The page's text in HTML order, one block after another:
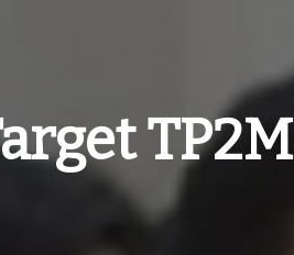
TP2M